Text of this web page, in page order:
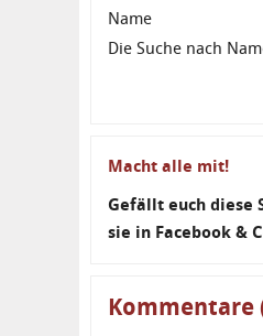
Name
Die Suche nach
Macht alle mit!
Gefällt euch diese
sie in Facebook &
Kommentare